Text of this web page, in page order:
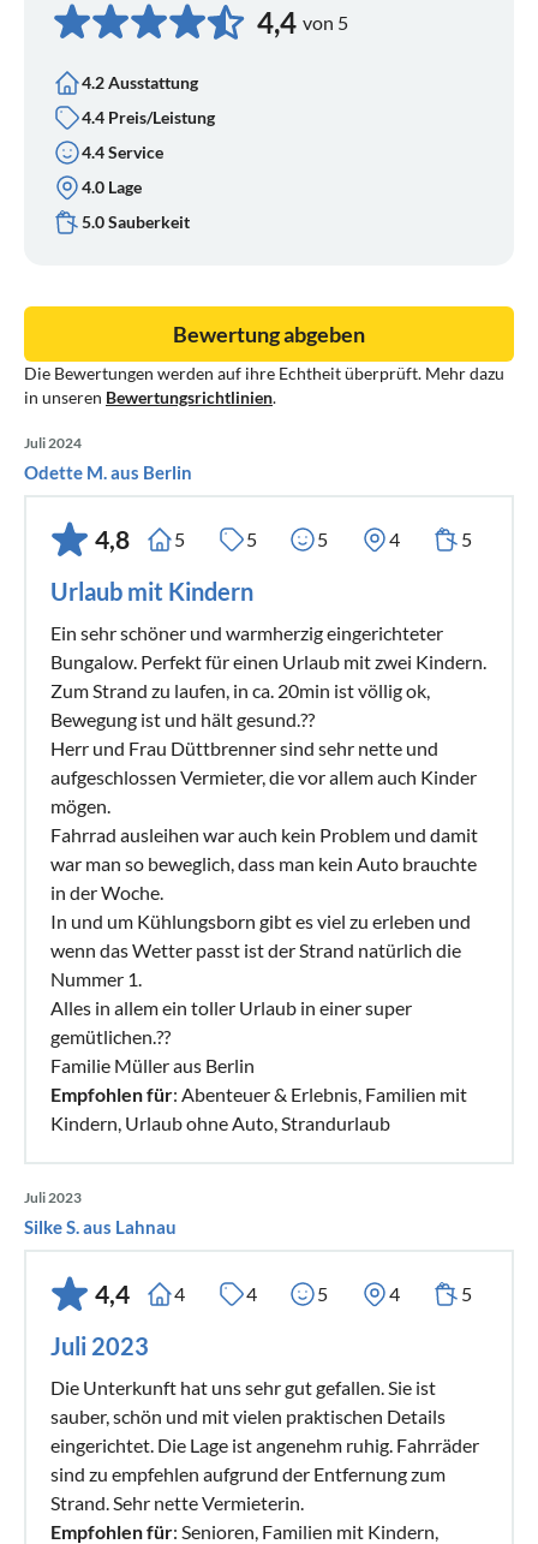
4,4 von 5
4.2 Ausstattung
4.4 Preis/Leistung
4.4 Service
4.0 Lage
5.0 Sauberkeit
Die Bewertungen werden auf ihre Echtheit überprüft. Mehr dazu
in unseren Bewertungsrichtlinien.
Bewertung abgeben
Juli 2024
Odette M. aus Berlin
4,8 5 5 5 4 5
Urlaub mit Kindern
Ein sehr schöner und warmherzig eingerichteter
Bungalow. Perfekt für einen Urlaub mit zwei Kindern.
Zum Strand zu laufen, in ca. 20min ist völlig ok,
Bewegung ist und hält gesund.??
Herr und Frau Düttbrenner sind sehr nette und
aufgeschlossen Vermieter, die vor allem auch Kinder
mögen.
Fahrrad ausleihen war auch kein Problem und damit
war man so beweglich, dass man kein Auto brauchte
in der Woche.
In und um Kühlungsborn gibt es viel zu erleben und
wenn das Wetter passt ist der Strand natürlich die
Nummer 1.
Alles in allem ein toller Urlaub in einer super
gemütlichen.??
Familie Müller aus Berlin
Empfohlen für: Abenteuer & Erlebnis, Familien mit
Kindern, Urlaub ohne Auto, Strandurlaub
Juli 2023
Silke S. aus Lahnau
4,4 4 4 5 4 5
Juli 2023
Die Unterkunft hat uns sehr gut gefallen. Sie ist
sauber, schön und mit vielen praktischen Details
eingerichtet. Die Lage ist angenehm ruhig. Fahrräder
sind zu empfehlen aufgrund der Entfernung zum
Strand. Sehr nette Vermieterin.
Empfohlen für: Senioren, Familien mit Kindern,